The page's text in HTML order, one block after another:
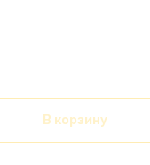
В корзину